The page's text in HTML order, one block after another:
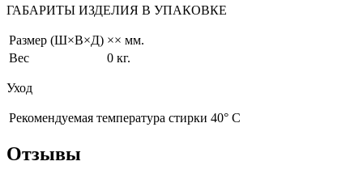
ГАБАРИТЫ ИЗДЕЛИЯ В УПАКОВКЕ
Размер (Ш×В×Д) ×× мм.
Вес
0 кг.
Уход
Рекомендуемая температура стирки 40° С
Отзывы